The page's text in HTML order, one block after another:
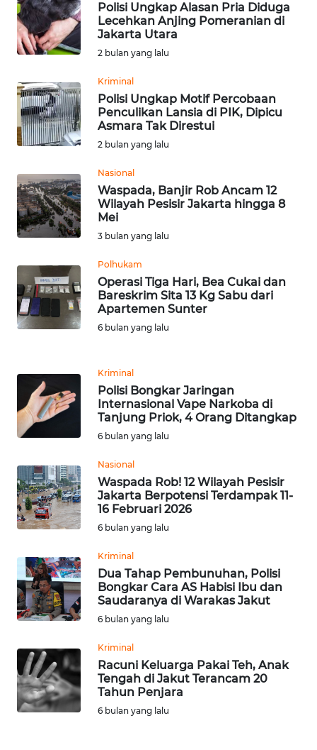
Polisi Ungkap Alasan Pria Diduga
Lecehkan Anjing Pomeranian di
Jakarta Utara
2 bulan yang lalu
Kriminal
Polisi Ungkap Motif Percobaan
Penculikan Lansia di PIK, Dipicu
Asmara Tak Direstui
2 bulan yang lalu
Nasional
Waspada, Banjir Rob Ancam 12
Wilayah Pesisir Jakarta hingga 8
Mei
3 bulan yang lalu
Polhukam
Operasi Tiga Hari, Bea Cukai dan
Bareskrim Sita 13 Kg Sabu dari
Apartemen Sunter
6 bulan yang lalu
Kriminal
Polisi Bongkar Jaringan
Internasional Vape Narkoba di
Tanjung Priok, 4 Orang Ditangkap
6 bulan yang lalu
Nasional
Waspada Rob! 12 Wilayah Pesisir
Jakarta Berpotensi Terdampak 11-
16 Februari 2026
6 bulan yang lalu
Kriminal
Dua Tahap Pembunuhan, Polisi
Bongkar Cara AS Habisi Ibu dan
Saudaranya di Warakas Jakut
6 bulan yang lalu
Kriminal
Racuni Keluarga Pakai Teh, Anak
Tengah di Jakut Terancam 20
Tahun Penjara
6 bulan yang lalu
KARIR
DISCLAIMER
Wahana
News
Regional
WN
WN
JAKARTA
JABAR
WN
NTT
WN
KEPRI
WN
PAPUA
WN
PAPUA
WN
RIAU
SERAMBI
WN
JAMBI